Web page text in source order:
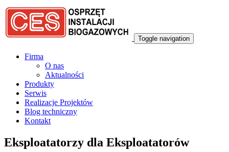
Przejdź do treści
Toggle navigation
Firma
O nas
Aktualności
Produkty
Serwis
Realizacje Projektów
Blog techniczny
Kontakt
Eksploatatorzy dla Eksploatatorów